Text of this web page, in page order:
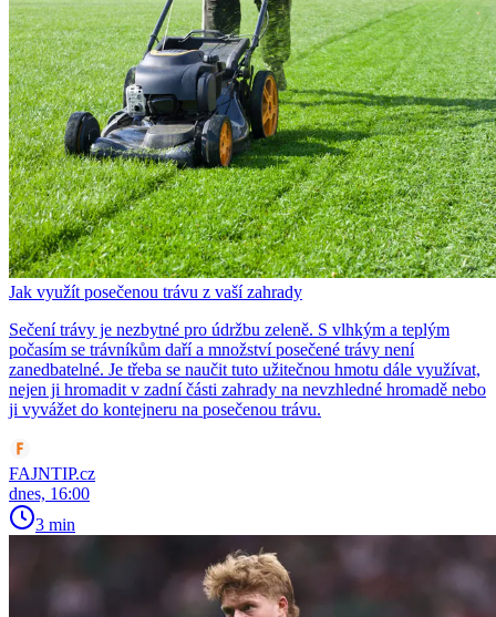
Jak využít posečenou trávu z vaší zahrady
Sečení trávy je nezbytné pro údržbu zeleně. S vlhkým a teplým
počasím se trávníkům daří a množství posečené trávy není
zanedbatelné. Je třeba se naučit tuto užitečnou hmotu dále využívat,
nejen ji hromadit v zadní části zahrady na nevzhledné hromadě nebo
ji vyvážet do kontejneru na posečenou trávu.
FAJNTIP.cz
dnes, 16:00
3 min